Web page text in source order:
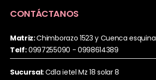
CONTÁCTANOS
Matriz:Chimborazo 1523 y Cuenca esquina
Telf:0997255090 - 0998614389
Sucursal:Cdla ietel Mz 18 solar 8